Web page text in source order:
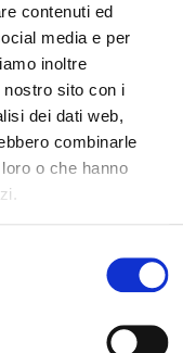
contenuti ed
media e per
inoltre
sito con i
dei dati web,
combinarle
o che hanno